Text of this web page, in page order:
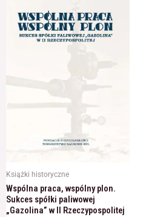
Książki historyczne
Wspólna praca, wspólny plon.
Sukces spółki paliwowej
„Gazolina” w II Rzeczypospolitej